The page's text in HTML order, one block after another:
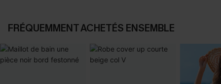
FRÉQUEMMENT ACHETÉS ENSEMBLE